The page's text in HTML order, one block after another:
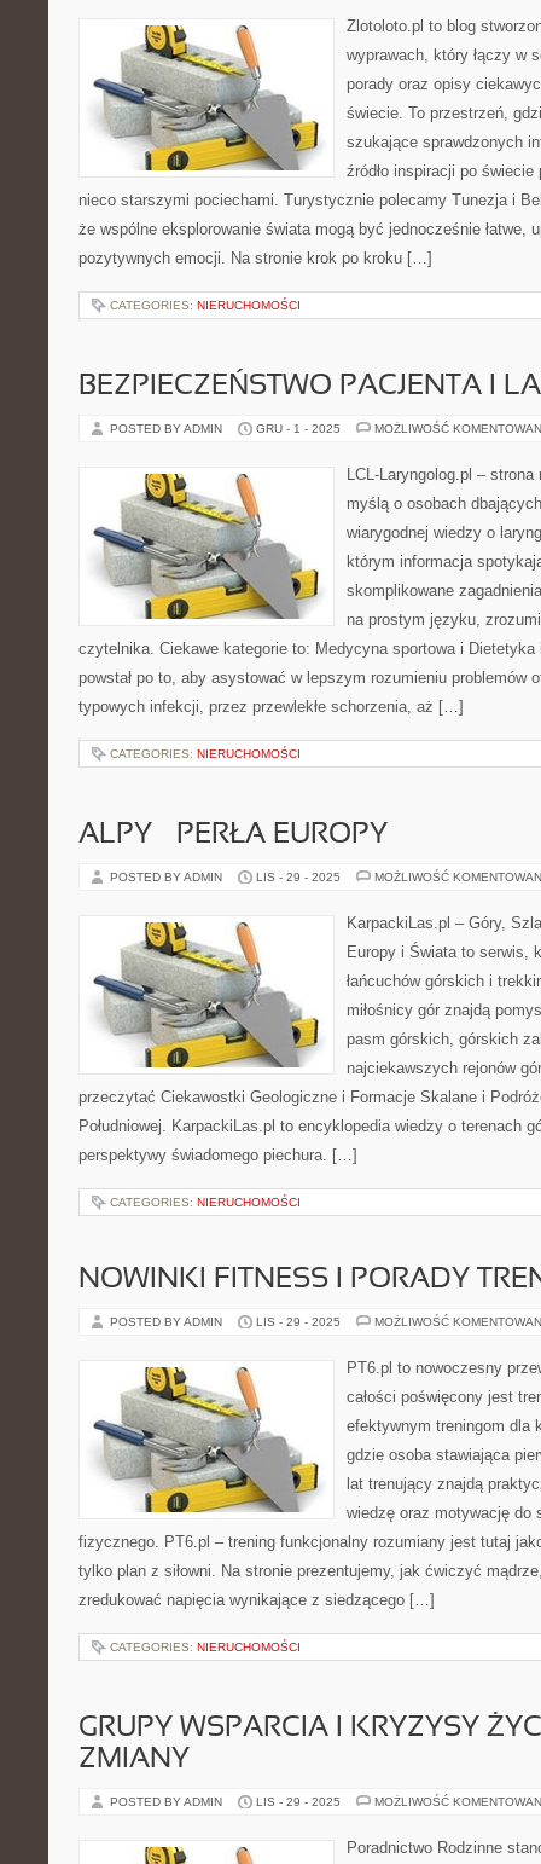
Zlotoloto.pl to blog
wyprawach, który łączy w
porady oraz opisy
świecie. To przestrzeń,
szukające sprawdzonych
źródło inspiracji po
nieco starszymi pociechami. Turystycznie polecamy Tunezja i
że wspólne eksplorowanie świata mogą być jednocześnie łatwe,
pozytywnych emocji. Na stronie krok po kroku […]
CATEGORIES: NIERUCHOMOŚCI
BEZPIECZEŃSTWO PACJENTA I
POSTED BY ADMIN GRU - 1 - 2025 MOŻLIWOŚĆ
LCL-Laryngolog.pl –
myślą o osobach
wiarygodnej wiedzy o
którym informacja
skomplikowane
na prostym języku,
czytelnika. Ciekawe kategorie to: Medycyna sportowa i Dietetyka
powstał po to, aby asystować w lepszym rozumieniu problemów
typowych infekcji, przez przewlekłe schorzenia, aż […]
CATEGORIES: NIERUCHOMOŚCI
ALPY – PERŁA EUROPY
POSTED BY ADMIN LIS - 29 - 2025 MOŻLIWOŚĆ
KarpackiLas.pl – Góry,
Europy i Świata to serwis,
łańcuchów górskich i
miłośnicy gór znajdą
pasm górskich, górskich
najciekawszych rejonów
przeczytać Ciekawostki Geologiczne i Formacje Skalane i
Południowej. KarpackiLas.pl to encyklopedia wiedzy o terenach
perspektywy świadomego piechura. […]
CATEGORIES: NIERUCHOMOŚCI
NOWINKI FITNESS I PORADY
POSTED BY ADMIN LIS - 29 - 2025 MOŻLIWOŚĆ
PT6.pl to nowoczesny
całości poświęcony jest
efektywnym treningom dla
gdzie osoba stawiająca
lat trenujący znajdą
wiedzę oraz motywację do
fizycznego. PT6.pl – trening funkcjonalny rozumiany jest tutaj
tylko plan z siłowni. Na stronie prezentujemy, jak ćwiczyć
zredukować napięcia wynikające z siedzącego […]
CATEGORIES: NIERUCHOMOŚCI
GRUPY WSPARCIA I KRYZYSY
ZMIANY
POSTED BY ADMIN LIS - 29 - 2025 MOŻLIWOŚĆ
Poradnictwo Rodzinne